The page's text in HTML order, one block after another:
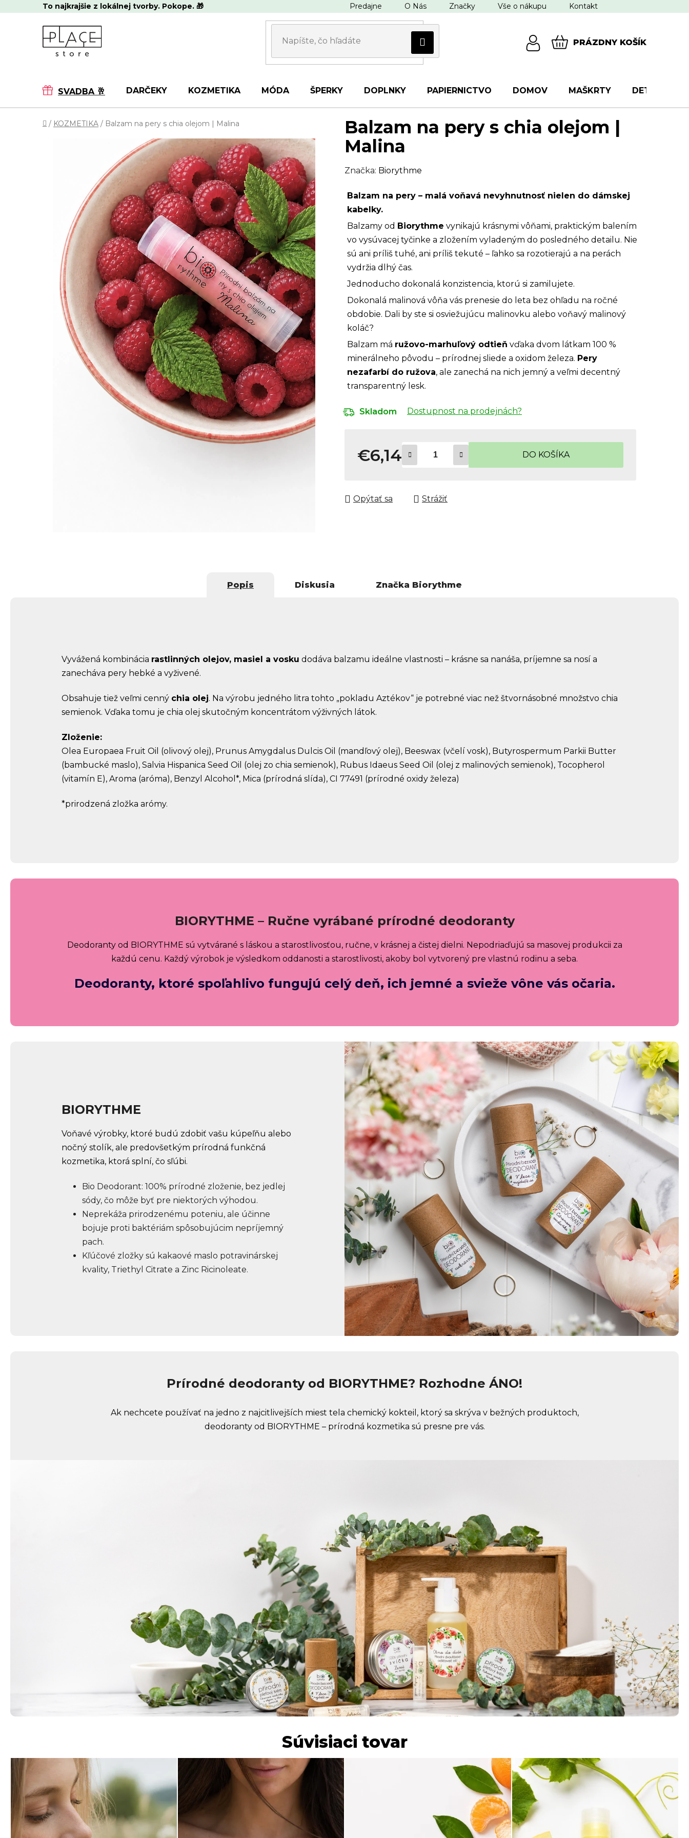
na
To najkrajšie z lokálnej tvorby. Pokope. 🎁 Predajne O Nás Značky Vše o nákupu Kontakt
PRÁZDNY KOŠÍK
SVADBA 🥂 DARČEKY KOZMETIKA MÓDA ŠPERKY DOPLNKY PAPIERNICTVO DOMOV MAŠKRTY DETI
Domov
/ KOZMETIKA / Balzam na pery s chia olejom | Malina
Balzam na pery s chia olejom |
Malina
Značka: Biorythme
Balzam na pery – malá voňavá nevyhnutnosť nielen do dámskej
kabelky.
Balzamy od Biorythme vynikajú krásnymi vôňami, praktickým balením
vo vysúvacej tyčinke a zložením vyladeným do posledného detailu. Nie
sú ani príliš tuhé, ani príliš tekuté – ľahko sa rozotierajú a na perách
vydržia dlhý čas.
Jednoducho dokonalá konzistencia, ktorú si zamilujete.
Dokonalá malinová vôňa vás prenesie do leta bez ohľadu na ročné
obdobie. Dali by ste si osviežujúcu malinovku alebo voňavý malinový
koláč?
Balzam má ružovo-marhuľový odtieň vďaka dvom látkam 100 %
minerálneho pôvodu – prírodnej sliede a oxidom železa. Pery
nezafarbí do ružova, ale zanechá na nich jemný a veľmi decentný
transparentný lesk.
Skladom Dostupnost na prodejnách?
€6,14 DO KOŠÍKA
Opýtať sa Strážiť
Popis Diskusia Značka Biorythme
Vyvážená kombinácia rastlinných olejov, masiel a vosku dodáva balzamu ideálne vlastnosti – krásne sa nanáša, príjemne sa nosí a
zanecháva pery hebké a vyživené.
Obsahuje tiež veľmi cenný chia olej. Na výrobu jedného litra tohto „pokladu Aztékov“ je potrebné viac než štvornásobné množstvo chia
semienok. Vďaka tomu je chia olej skutočným koncentrátom výživných látok.
Zloženie:
Olea Europaea Fruit Oil (olivový olej), Prunus Amygdalus Dulcis Oil (mandľový olej), Beeswax (včelí vosk), Butyrospermum Parkii Butter
(bambucké maslo), Salvia Hispanica Seed Oil (olej zo chia semienok), Rubus Idaeus Seed Oil (olej z malinových semienok), Tocopherol
(vitamín E), Aroma (aróma), Benzyl Alcohol*, Mica (prírodná slída), CI 77491 (prírodné oxidy železa)
*prirodzená zložka arómy.
BIORYTHME – Ručne vyrábané prírodné deodoranty
Deodoranty od BIORYTHME sú vytvárané s láskou a starostlivosťou, ručne, v krásnej a čistej dielni. Nepodriaďujú sa masovej produkcii za
každú cenu. Každý výrobok je výsledkom oddanosti a starostlivosti, akoby bol vytvorený pre vlastnú rodinu a seba.
Deodoranty, ktoré spoľahlivo fungujú celý deň, ich jemné a svieže vône vás očaria.
BIORYTHME
Voňavé výrobky, ktoré budú zdobiť vašu kúpeľňu alebo
nočný stolík, ale predovšetkým prírodná funkčná
kozmetika, ktorá splní, čo sľúbi.
Bio Deodorant: 100% prírodné zloženie, bez jedlej
sódy, čo môže byť pre niektorých výhodou.
Neprekáža prirodzenému poteniu, ale účinne
bojuje proti baktériám spôsobujúcim nepríjemný
pach.
Kľúčové zložky sú kakaové maslo potravinárskej
kvality, Triethyl Citrate a Zinc Ricinoleate.
Prírodné deodoranty od BIORYTHME? Rozhodne ÁNO!
Ak nechcete používať na jedno z najcitlivejších miest tela chemický kokteil, ktorý sa skrýva v bežných produktoch,
deodoranty od BIORYTHME – prírodná kozmetika sú presne pre vás.
Súvisiaci tovar